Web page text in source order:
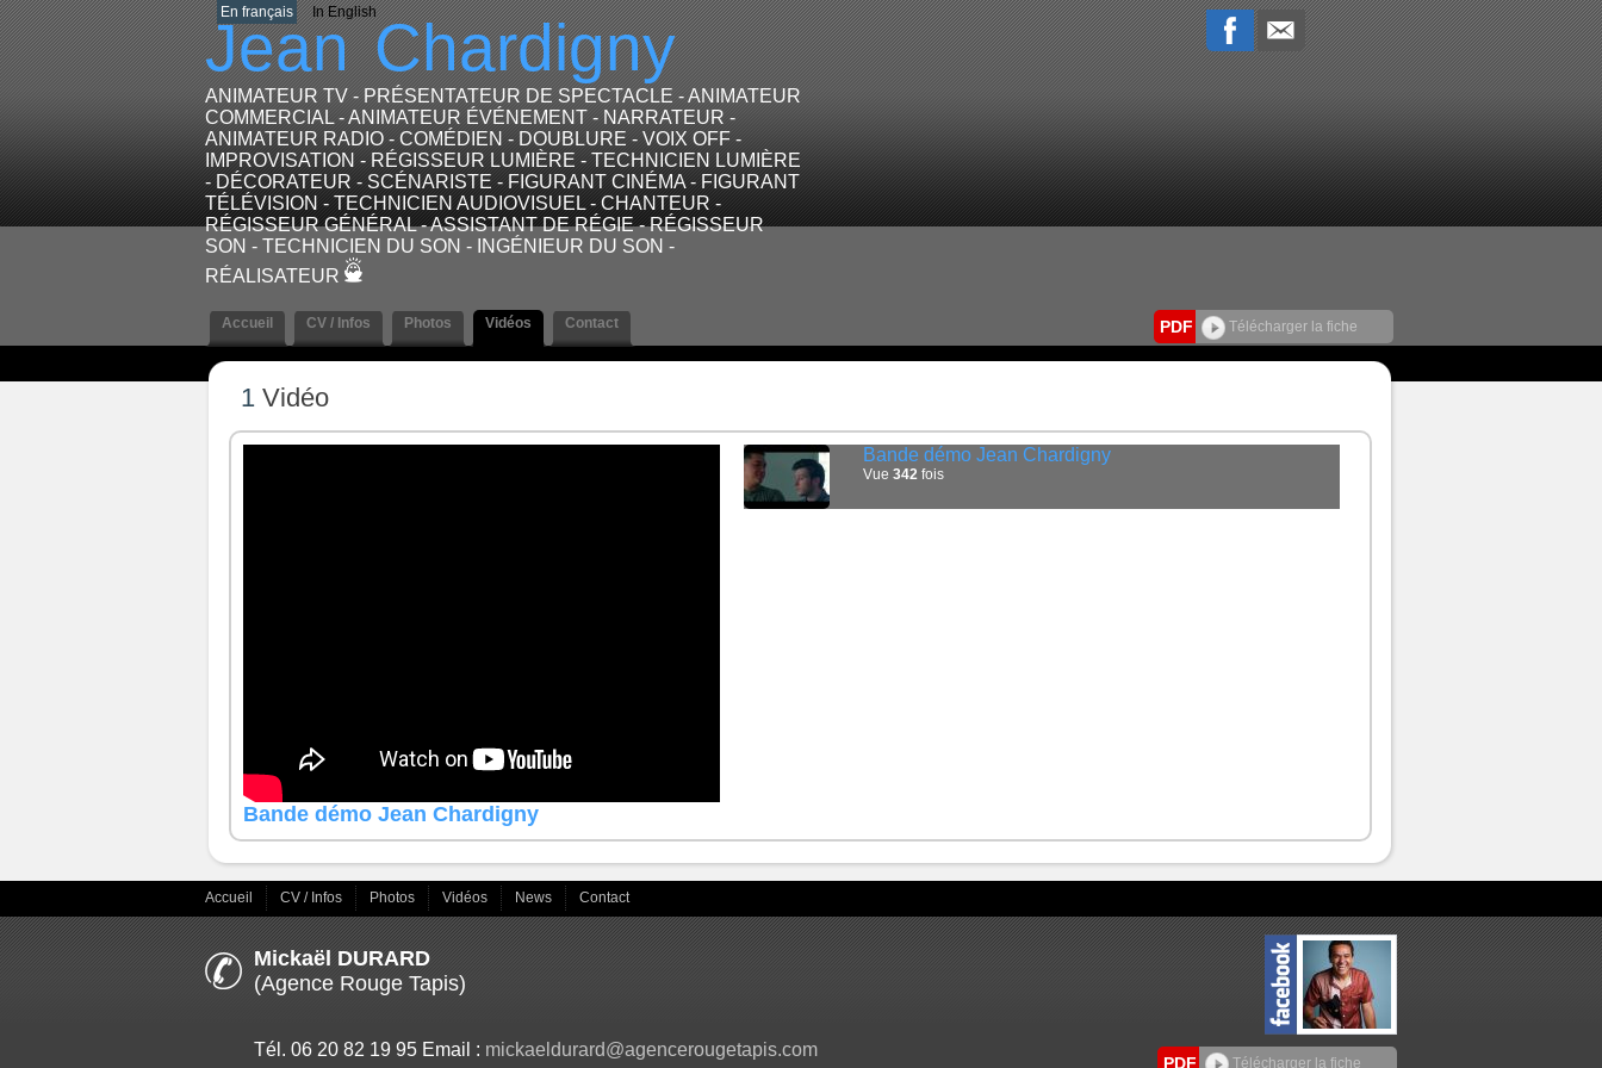
En français In English
Jean Chardigny
ANIMATEUR TV - PRÉSENTATEUR DE SPECTACLE - ANIMATEUR
COMMERCIAL - ANIMATEUR ÉVÉNEMENT - NARRATEUR -
ANIMATEUR RADIO - COMÉDIEN - DOUBLURE - VOIX OFF -
IMPROVISATION - RÉGISSEUR LUMIÈRE - TECHNICIEN LUMIÈRE
- DÉCORATEUR - SCÉNARISTE - FIGURANT CINÉMA - FIGURANT
TÉLÉVISION - TECHNICIEN AUDIOVISUEL - CHANTEUR -
RÉGISSEUR GÉNÉRAL - ASSISTANT DE RÉGIE - RÉGISSEUR
SON - TECHNICIEN DU SON - INGÉNIEUR DU SON -
RÉALISATEUR
Accueil CV / Infos Photos Vidéos Contact PDF Télécharger la fiche
1 Vidéo
Bande démo Jean Chardigny
Bande démo Jean Chardigny
Vue 342 fois
Accueil CV / Infos Photos Vidéos News Contact
Mickaël DURARD
(Agence Rouge Tapis)
Tél. 06 20 82 19 95 Email : mickaeldurard@agencerougetapis.com
PDF Télécharger la fiche